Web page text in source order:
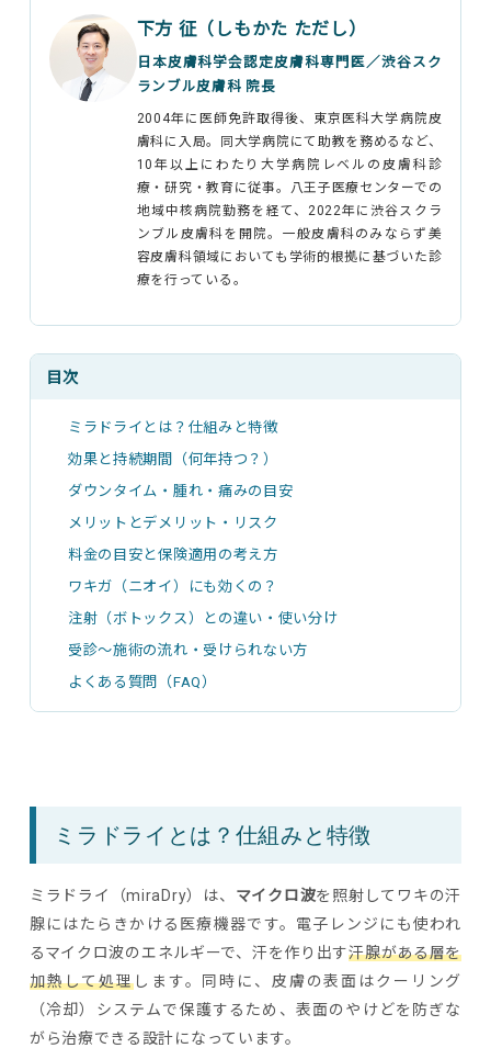
下方 征（しもかた ただし）
日本皮膚科学会認定皮膚科専門医／渋谷スク
ランブル皮膚科 院長
2004年に医師免許取得後、東京医科大学病院皮
膚科に入局。同大学病院にて助教を務めるなど、
10年以上にわたり大学病院レベルの皮膚科診
療・研究・教育に従事。八王子医療センターでの
地域中核病院勤務を経て、2022年に渋谷スクラ
ンブル皮膚科を開院。一般皮膚科のみならず美
容皮膚科領域においても学術的根拠に基づいた診
療を行っている。
目次
ミラドライとは？仕組みと特徴
効果と持続期間（何年持つ？）
ダウンタイム・腫れ・痛みの目安
メリットとデメリット・リスク
料金の目安と保険適用の考え方
ワキガ（ニオイ）にも効くの？
注射（ボトックス）との違い・使い分け
受診〜施術の流れ・受けられない方
よくある質問（FAQ）
ミラドライとは？仕組みと特徴
ミラドライ（miraDry）は、 マイクロ波を照射してワキの汗
腺にはたらきかける医療機器です。電子レンジにも使われ
るマイクロ波のエネルギーで、汗を作り出す汗腺がある層を
加熱して処理します。同時に、皮膚の表面はクーリング
（冷却）システムで保護するため、表面のやけどを防ぎな
がら治療できる設計になっています。